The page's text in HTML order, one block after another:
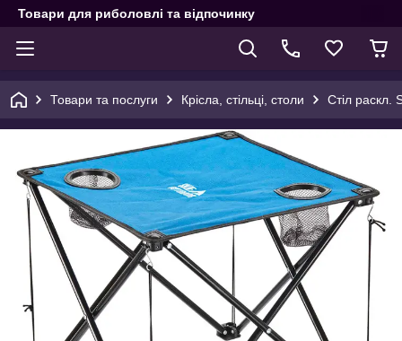
Товари для риболовлі та відпочинку
Товари та послуги Крісла, стільці, столи Стіл раскл.